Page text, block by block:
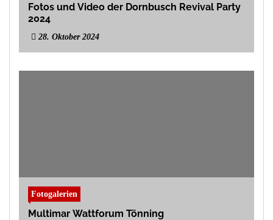
Fotos und Video der Dornbusch Revival Party
2024
28. Oktober 2024
Fotogalerien
Multimar Wattforum Tönning